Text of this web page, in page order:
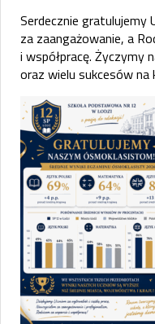
Serdecznie gratulujemy
za zaangażowanie, a
i współpracę. Życzymy
oraz wielu sukcesów na